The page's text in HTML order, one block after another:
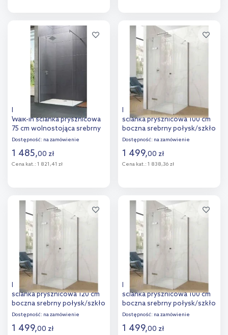
Dodaj do
porównania
Dodaj do
porównania
Hüppe Design Pure 4-kąt
Walk-In ścianka prysznicowa
75 cm wolnostojąca srebrny
połysk/szkło przezroczyste
Dostępność: na zamówienie
1 485,00 zł
Cena kat.: 1 821,41 zł
Dodaj do
porównania
Hüppe Aura pure 4-kąt
ścianka prysznicowa 100 cm
boczna srebrny połysk/szkło
przezroczyste Anti-Plaque
Dostępność: na zamówienie
1 499,00 zł
Cena kat.: 1 838,36 zł
Dodaj do
porównania
Hüppe Aura pure 4-kąt
ścianka prysznicowa 120 cm
boczna srebrny połysk/szkło
przezroczyste Anti-Plaque
Dostępność: na zamówienie
1 499,00 zł
Hüppe Aura pure 4-kąt
ścianka prysznicowa 100 cm
boczna srebrny połysk/szkło
przezroczyste Anti-Plaque
Dostępność: na zamówienie
1 499,00 zł